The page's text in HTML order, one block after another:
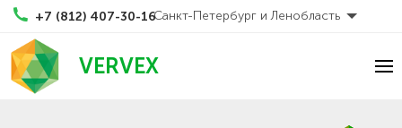
+7 (812) 407-30-16Санкт-Петербург и Ленобласть
VERVEX